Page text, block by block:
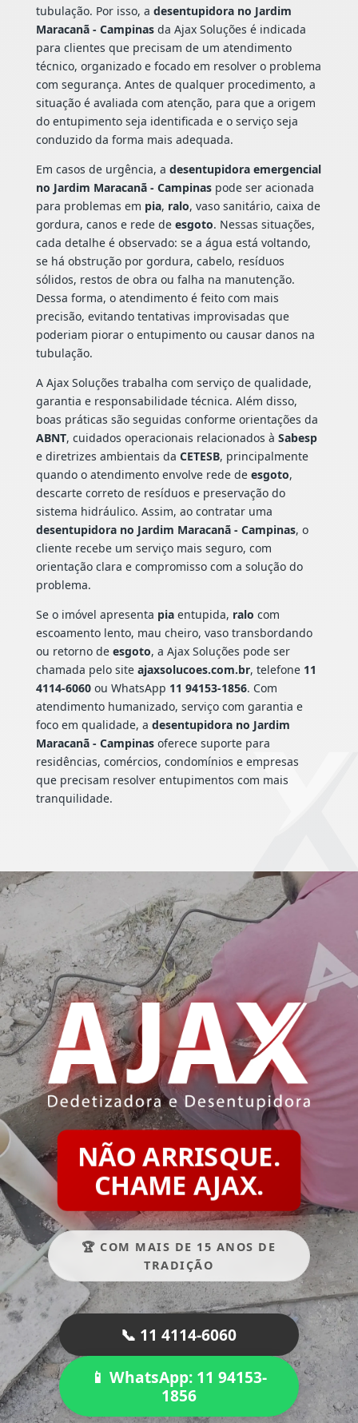
tubulação. Por isso, a desentupidora no Jardim
Maracanã - Campinasda Ajax Soluções é indicada
para clientes que precisam de um atendimento
técnico, organizado e focado em resolver o problema
com segurança. Antes de qualquer procedimento, a
situação é avaliada com atenção, para que a origem
do entupimento seja identificada e o serviço seja
conduzido da forma mais adequada.
Em casos de urgência, a desentupidora emergencial
no Jardim Maracanã - Campinaspode ser acionada
para problemas em pia, ralo, vaso sanitário, caixa de
gordura, canos e rede de esgoto. Nessas situações,
cada detalhe é observado: se a água está voltando,
se há obstrução por gordura, cabelo, resíduos
sólidos, restos de obra ou falha na manutenção.
Dessa forma, o atendimento é feito com mais
precisão, evitando tentativas improvisadas que
poderiam piorar o entupimento ou causar danos na
tubulação.
A Ajax Soluções trabalha com serviço de qualidade,
garantia e responsabilidade técnica. Além disso,
boas práticas são seguidas conforme orientações da
ABNT, cuidados operacionais relacionados à Sabesp
e diretrizes ambientais da CETESB, principalmente
quando o atendimento envolve rede de esgoto,
descarte correto de resíduos e preservação do
sistema hidráulico. Assim, ao contratar uma
desentupidora no Jardim Maracanã - Campinas, o
cliente recebe um serviço mais seguro, com
orientação clara e compromisso com a solução do
problema.
Se o imóvel apresenta piaentupida, ralo com
escoamento lento, mau cheiro, vaso transbordando
ou retorno de esgoto, a Ajax Soluções pode ser
chamada pelo site ajaxsolucoes.com.br, telefone 11
4114-6060ou WhatsApp 11 94153-1856. Com
atendimento humanizado, serviço com garantia e
foco em qualidade, a desentupidora no Jardim
Maracanã - Campinasoferece suporte para
residências, comércios, condomínios e empresas
que precisam resolver entupimentos com mais
tranquilidade.
NÃO ARRISQUE.
CHAME AJAX.
🏆 COM MAIS DE 15 ANOS DE
TRADIÇÃO
📞 11 4114-6060
📱 WhatsApp: 11 94153-
1856